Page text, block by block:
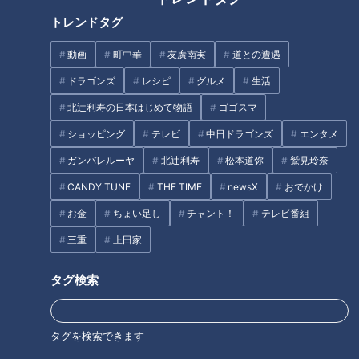
トレンドタグ
動画 町中華 友廣南実 道との遭遇
ドラゴンズ レシピ グルメ 生活
北辻利寿の日本はじめて物語 ゴゴスマ
ショッピング テレビ 中日ドラゴンズ エンタメ
ガンバレルーヤ 北辻利寿 松本道弥 鷲見玲奈
CANDY TUNE THE TIME newsX おでかけ
お金 ちょい足し チャント！ テレビ番組
三重 上田家
タグ検索
タグを検索できます
ご飯が恋しい人にイチオシ！おかずにプラスワンのお助け
料理
オススメ関連コンテンツ
内臓脂肪の基礎知識